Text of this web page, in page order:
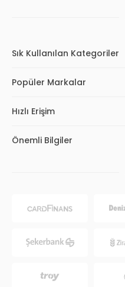
Sık Kullanılan Kategoriler
Popüler Markalar
Hızlı Erişim
Önemli Bilgiler